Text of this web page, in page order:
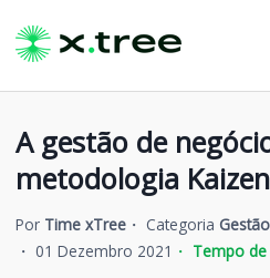
A gestão de
metodologia Kaizen
Por Time xTree Categoria
01 Dezembro 2021
Tempo de